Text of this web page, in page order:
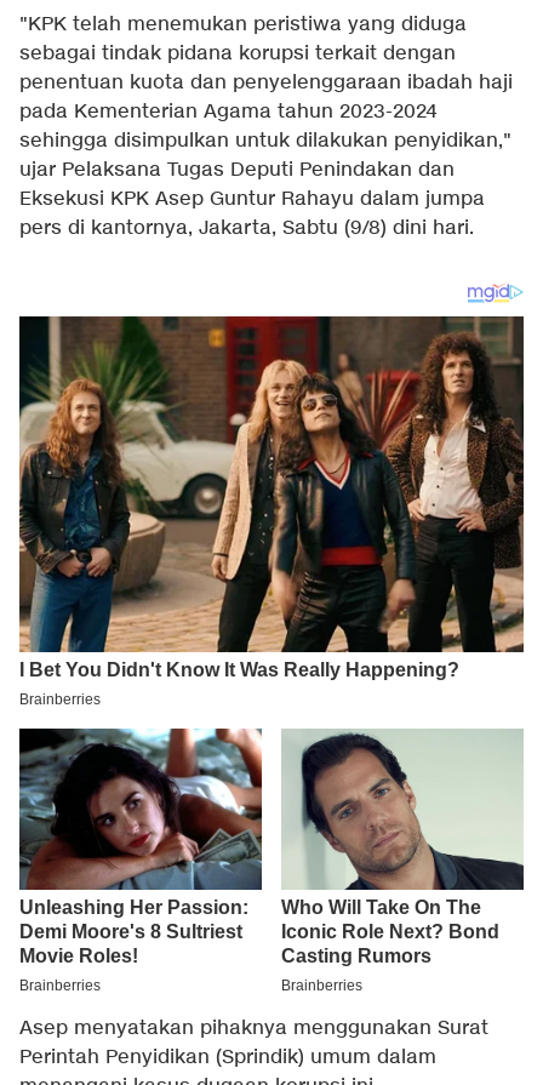
"KPK telah menemukan peristiwa yang diduga
sebagai tindak pidana korupsi terkait dengan
penentuan kuota dan penyelenggaraan ibadah haji
pada Kementerian Agama tahun 2023-2024
sehingga disimpulkan untuk dilakukan penyidikan,"
ujar Pelaksana Tugas Deputi Penindakan dan
Eksekusi KPK Asep Guntur Rahayu dalam jumpa
pers di kantornya, Jakarta, Sabtu (9/8) dini hari.
Asep menyatakan pihaknya menggunakan Surat
Perintah Penyidikan (Sprindik) umum dalam